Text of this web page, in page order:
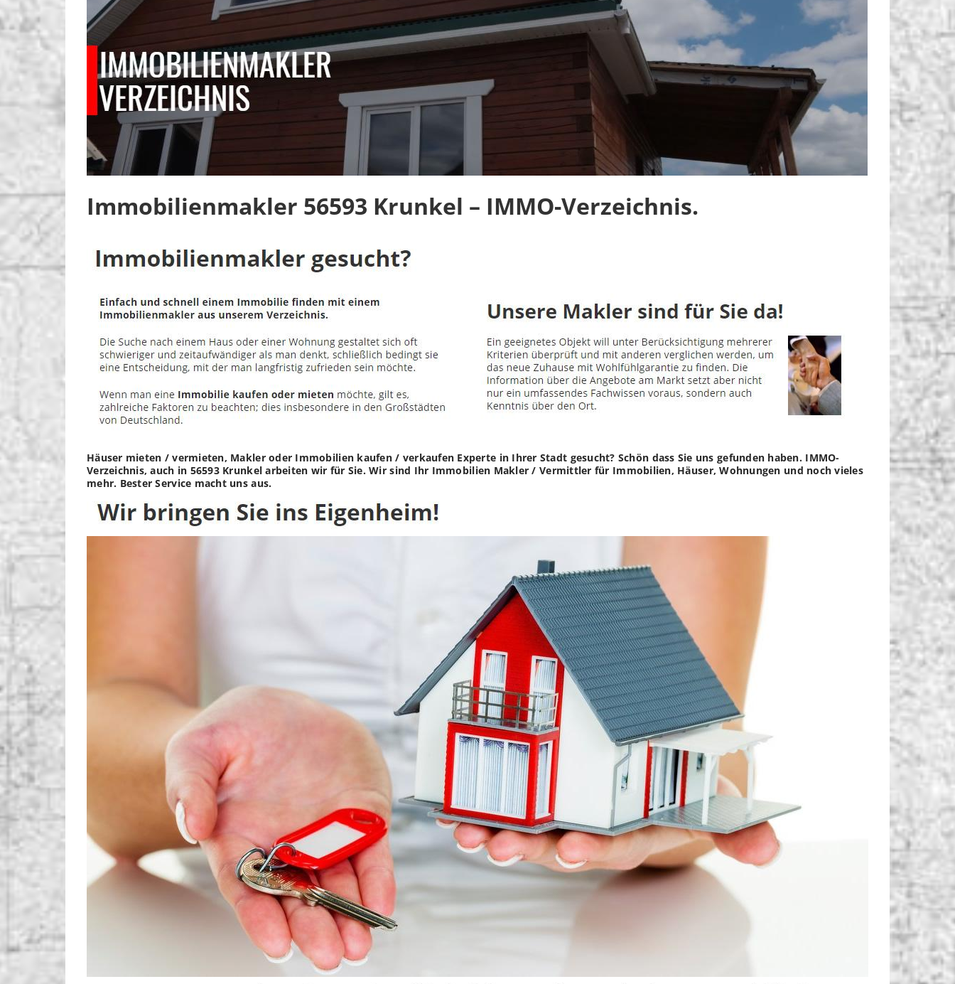
Immobilienmakler 56593 Krunkel – IMMO-Verzeichnis.
Häuser mieten / vermieten, Makler oder Immobilien kaufen / verkaufen Experte in Ihrer Stadt gesucht? Schön dass Sie uns gefunden haben. IMMO-
Verzeichnis, auch in 56593 Krunkel arbeiten wir für Sie. Wir sind Ihr Immobilien Makler / Vermittler für Immobilien, Häuser, Wohnungen und noch vieles
mehr. Bester Service macht uns aus.